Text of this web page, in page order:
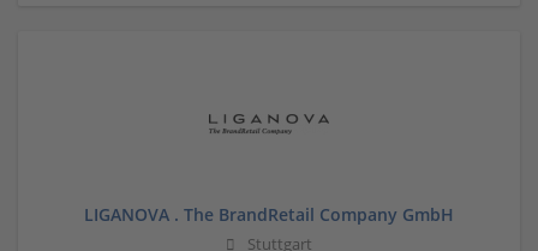
LIGANOVA . The BrandRetail Company GmbH
Stuttgart